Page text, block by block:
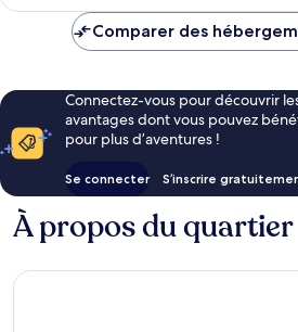
Spezia
Comparer des
Connectez-vous pour découvrir
avantages dont vous pouvez
pour plus d’aventures !
Se connecter S’inscrire
À propos du quartier